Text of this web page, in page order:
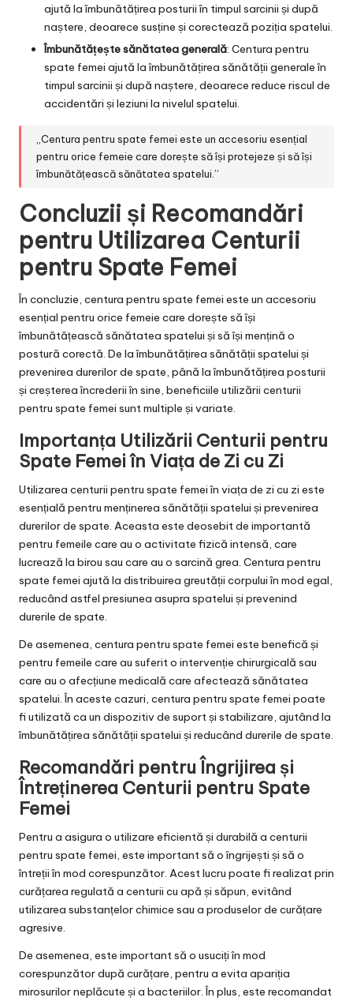
ajută la îmbunătățirea posturii în timpul sarcinii și după
naștere, deoarece susține și corectează poziția spatelui.
Îmbunătățește sănătatea generală: Centura pentru
spate femei ajută la îmbunătățirea sănătății generale în
timpul sarcinii și după naștere, deoarece reduce riscul de
accidentări și leziuni la nivelul spatelui.
„Centura pentru spate femei este un accesoriu esențial
pentru orice femeie care dorește să își protejeze și să își
îmbunătățească sănătatea spatelui.”
Concluzii și Recomandări
pentru Utilizarea Centurii
pentru Spate Femei
În concluzie, centura pentru spate femei este un accesoriu
esențial pentru orice femeie care dorește să își
îmbunătățească sănătatea spatelui și să își mențină o
postură corectă. De la îmbunătățirea sănătății spatelui și
prevenirea durerilor de spate, până la îmbunătățirea posturii
și creșterea încrederii în sine, beneficiile utilizării centurii
pentru spate femei sunt multiple și variate.
Importanța Utilizării Centurii pentru
Spate Femei în Viața de Zi cu Zi
Utilizarea centurii pentru spate femei în viața de zi cu zi este
esențială pentru menținerea sănătății spatelui și prevenirea
durerilor de spate. Aceasta este deosebit de importantă
pentru femeile care au o activitate fizică intensă, care
lucrează la birou sau care au o sarcină grea. Centura pentru
spate femei ajută la distribuirea greutății corpului în mod egal,
reducând astfel presiunea asupra spatelui și prevenind
durerile de spate.
De asemenea, centura pentru spate femei este benefică și
pentru femeile care au suferit o intervenție chirurgicală sau
care au o afecțiune medicală care afectează sănătatea
spatelui. În aceste cazuri, centura pentru spate femei poate
fi utilizată ca un dispozitiv de suport și stabilizare, ajutând la
îmbunătățirea sănătății spatelui și reducând durerile de spate.
Recomandări pentru Îngrijirea și
Întreținerea Centurii pentru Spate
Femei
Pentru a asigura o utilizare eficientă și durabilă a centurii
pentru spate femei, este important să o îngrijești și să o
întreții în mod corespunzător. Acest lucru poate fi realizat prin
curățarea regulată a centurii cu apă și săpun, evitând
utilizarea substanțelor chimice sau a produselor de curățare
agresive.
De asemenea, este important să o usuciți în mod
corespunzător după curățare, pentru a evita apariția
mirosurilor neplăcute și a bacteriilor. În plus, este recomandat